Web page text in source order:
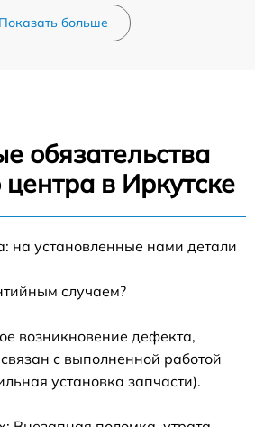
Показать больше
обязательства
центра в Иркутске
на установленные нами детали
случаем?
возникновение дефекта,
с выполненной работой
установка запчасти).